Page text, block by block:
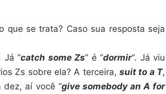
que se trata? Caso sua resposta seja
Já “catch some Zs” é “dormir“. Já viu
Zs sobre ela? A terceira,suit to a T,
dez, aí você “give somebody an A for